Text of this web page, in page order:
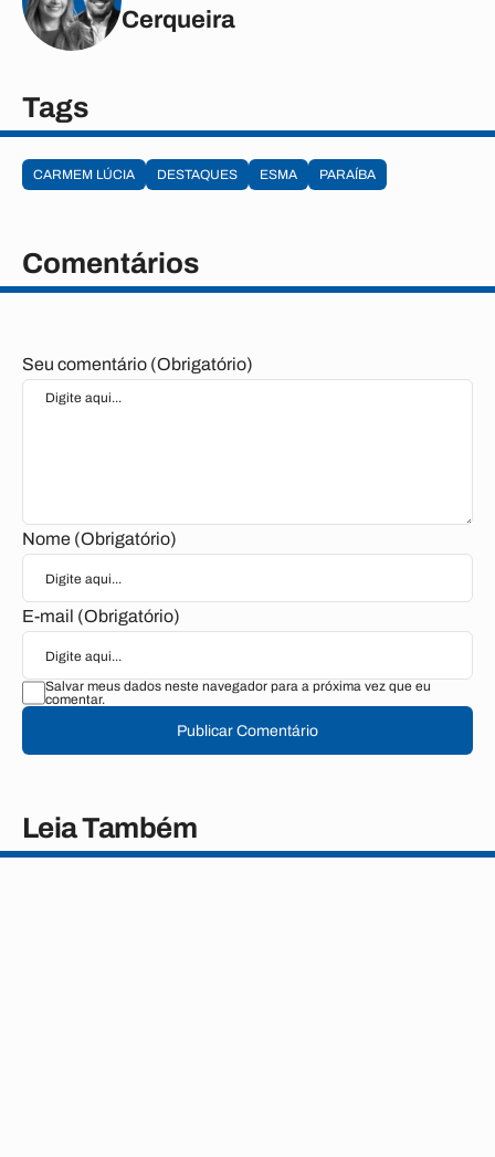
Cerqueira
Tags
CARMEM LÚCIA DESTAQUES ESMA PARAÍBA
Comentários
Seu comentário (Obrigatório)
Nome (Obrigatório)
E-mail (Obrigatório)
Salvar meus dados neste navegador para a próxima vez que eu
comentar.
Publicar Comentário
Leia Também